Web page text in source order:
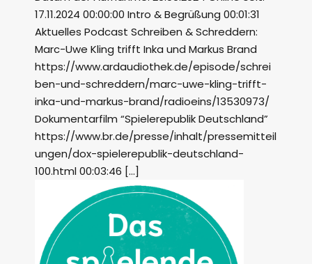
17.11.2024 00:00:00 Intro & Begrüßung 00:01:31
Aktuelles Podcast Schreiben & Schreddern:
Marc-Uwe Kling trifft Inka und Markus Brand
https://www.ardaudiothek.de/episode/schrei
ben-und-schreddern/marc-uwe-kling-trifft-
inka-und-markus-brand/radioeins/13530973/
Dokumentarfilm “Spielerepublik Deutschland”
https://www.br.de/presse/inhalt/pressemitteil
ungen/dox-spielerepublik-deutschland-
100.html 00:03:46 […]